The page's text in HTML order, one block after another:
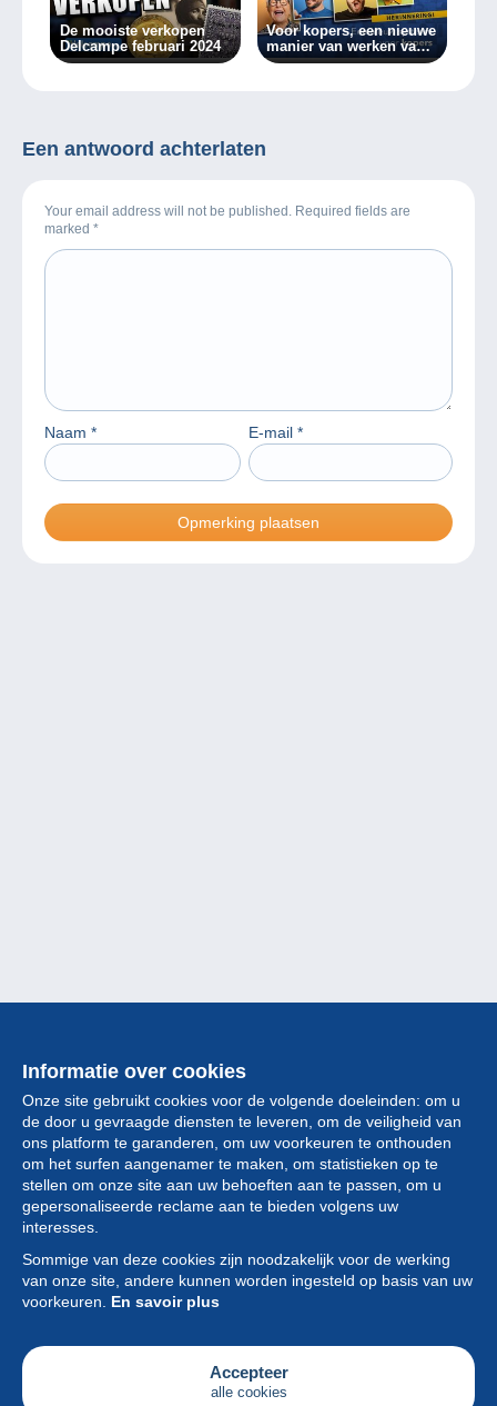
De mooiste verkopen
Delcampe februari 2024
Voor kopers, een nieuwe
manier van werken vanaf
vandaag!
Een antwoord achterlaten
Your email address will not be published. Required fields are
marked *
Naam * E-mail *
Informatie over cookies
Onze site gebruikt cookies voor de volgende doeleinden: om u
de door u gevraagde diensten te leveren, om de veiligheid van
ons platform te garanderen, om uw voorkeuren te onthouden
om het surfen aangenamer te maken, om statistieken op te
stellen om onze site aan uw behoeften aan te passen, om u
gepersonaliseerde reclame aan te bieden volgens uw
interesses.
Sommige van deze cookies zijn noodzakelijk voor de werking
van onze site, andere kunnen worden ingesteld op basis van uw
voorkeuren. En savoir plus
Accepteer
alle cookies
Collectie
Nieuws
Functie
Vereniging